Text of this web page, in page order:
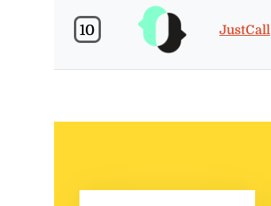
10 JustCall